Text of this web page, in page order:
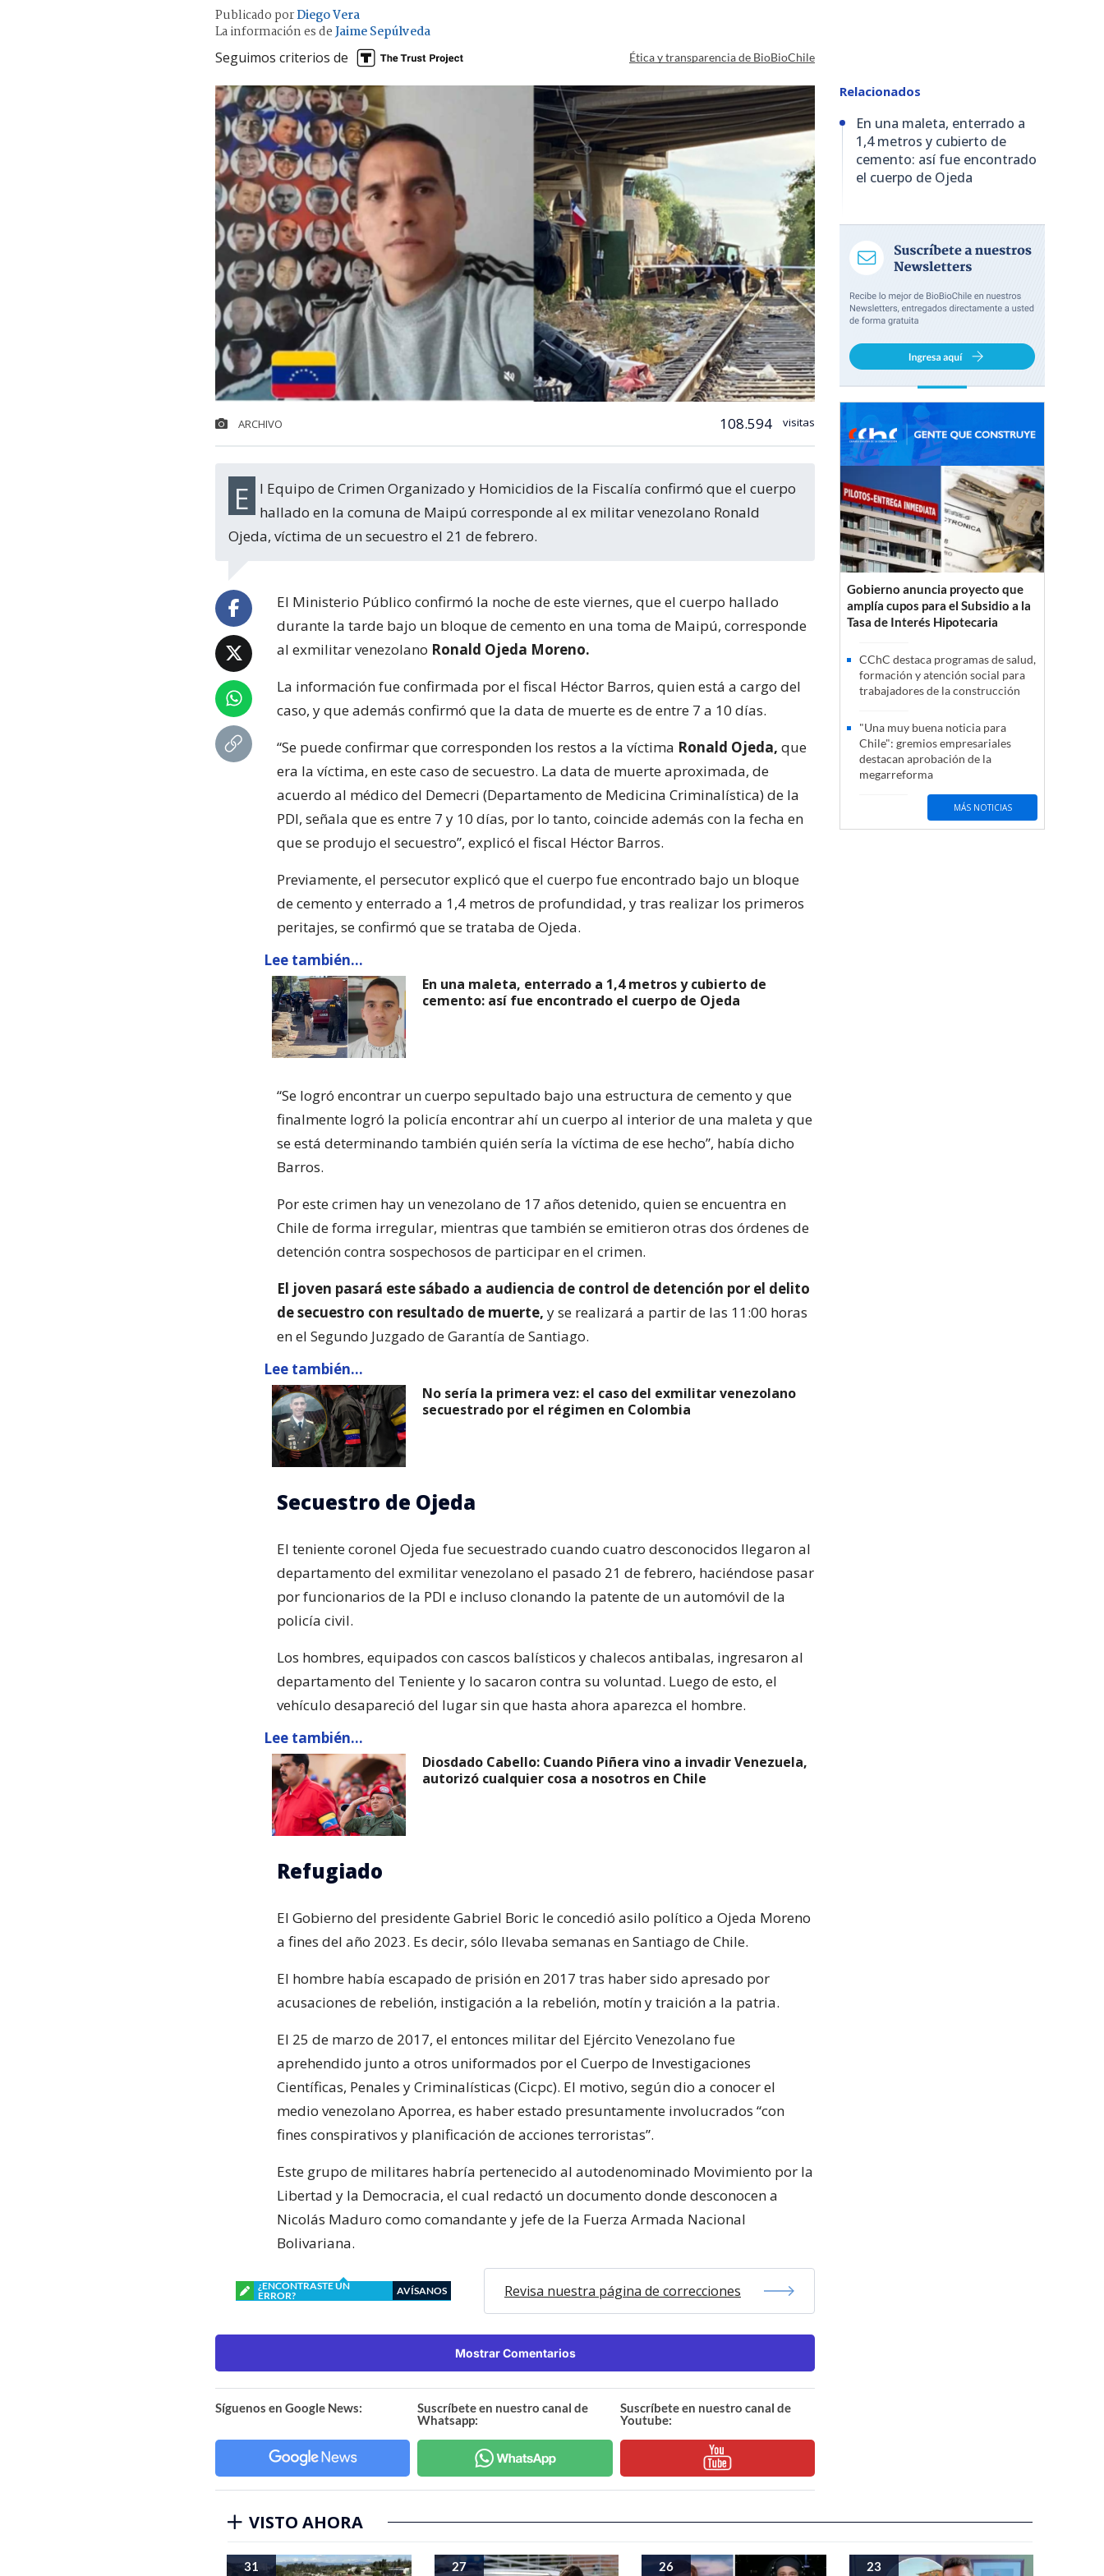
Publicado porDiego Vera
La información es deJaime Sepúlveda
Seguimos criterios de Ética y transparencia de BioBioChile
ARCHIVO 108.594 visitas
El Equipo de Crimen Organizado y Homicidios de la Fiscalía confirmó que el cuerpo
hallado en la comuna de Maipú corresponde al ex militar venezolano Ronald
Ojeda, víctima de un secuestro el 21 de febrero.
El Ministerio Público confirmó la noche de este viernes, que el cuerpo hallado
durante la tarde bajo un bloque de cemento en una toma de Maipú, corresponde
al exmilitar venezolano Ronald Ojeda Moreno.
La información fue confirmada por el fiscal Héctor Barros, quien está a cargo del
caso, y que además confirmó que la data de muerte es de entre 7 a 10 días.
“Se puede confirmar que corresponden los restos a la víctima Ronald Ojeda, que
era la víctima, en este caso de secuestro. La data de muerte aproximada, de
acuerdo al médico del Demecri (Departamento de Medicina Criminalística) de la
PDI, señala que es entre 7 y 10 días, por lo tanto, coincide además con la fecha en
que se produjo el secuestro”, explicó el fiscal Héctor Barros.
Previamente, el persecutor explicó que el cuerpo fue encontrado bajo un bloque
de cemento y enterrado a 1,4 metros de profundidad, y tras realizar los primeros
peritajes, se confirmó que se trataba de Ojeda.
Lee también...
En una maleta, enterrado a 1,4 metros y cubierto de
cemento: así fue encontrado el cuerpo de Ojeda
“Se logró encontrar un cuerpo sepultado bajo una estructura de cemento y que
finalmente logró la policía encontrar ahí un cuerpo al interior de una maleta y que
se está determinando también quién sería la víctima de ese hecho”, había dicho
Barros.
Por este crimen hay un venezolano de 17 años detenido, quien se encuentra en
Chile de forma irregular, mientras que también se emitieron otras dos órdenes de
detención contra sospechosos de participar en el crimen.
El joven pasará este sábado a audiencia de control de detención por el delito
de secuestro con resultado de muerte, y se realizará a partir de las 11:00 horas
en el Segundo Juzgado de Garantía de Santiago.
Lee también...
No sería la primera vez: el caso del exmilitar venezolano
secuestrado por el régimen en Colombia
Secuestro de Ojeda
El teniente coronel Ojeda fue secuestrado cuando cuatro desconocidos llegaron al
departamento del exmilitar venezolano el pasado 21 de febrero, haciéndose pasar
por funcionarios de la PDI e incluso clonando la patente de un automóvil de la
policía civil.
Los hombres, equipados con cascos balísticos y chalecos antibalas, ingresaron al
departamento del Teniente y lo sacaron contra su voluntad. Luego de esto, el
vehículo desapareció del lugar sin que hasta ahora aparezca el hombre.
Lee también...
Diosdado Cabello: Cuando Piñera vino a invadir Venezuela,
autorizó cualquier cosa a nosotros en Chile
Refugiado
El Gobierno del presidente Gabriel Boric le concedió asilo político a Ojeda Moreno
a fines del año 2023. Es decir, sólo llevaba semanas en Santiago de Chile.
El hombre había escapado de prisión en 2017 tras haber sido apresado por
acusaciones de rebelión, instigación a la rebelión, motín y traición a la patria.
El 25 de marzo de 2017, el entonces militar del Ejército Venezolano fue
aprehendido junto a otros uniformados por el Cuerpo de Investigaciones
Científicas, Penales y Criminalísticas (Cicpc). El motivo, según dio a conocer el
medio venezolano Aporrea, es haber estado presuntamente involucrados “con
fines conspirativos y planificación de acciones terroristas”.
Este grupo de militares habría pertenecido al autodenominado Movimiento por la
Libertad y la Democracia, el cual redactó un documento donde desconocen a
Nicolás Maduro como comandante y jefe de la Fuerza Armada Nacional
Bolivariana.
¿ENCONTRASTE UN
ERROR?
AVÍSANOS Revisa nuestra página de correcciones
Mostrar Comentarios
Síguenos en Google News:
Suscríbete en nuestro canal de
Whatsapp:
Suscríbete en nuestro canal de
Youtube:
Relacionados
En una maleta, enterrado a
1,4 metros y cubierto de
cemento: así fue encontrado
el cuerpo de Ojeda
Gobierno anuncia proyecto que
amplía cupos para el Subsidio a la
Tasa de Interés Hipotecaria
CChC destaca programas de salud,
formación y atención social para
trabajadores de la construcción
"Una muy buena noticia para
Chile": gremios empresariales
destacan aprobación de la
megarreforma
MÁS NOTICIAS
VISTO AHORA
31 27 26 23